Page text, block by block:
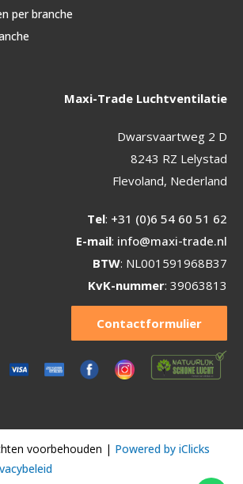
per branche
Maxi-Trade Luchtventilatie
Dwarsvaartweg 2 D
8243 RZ Lelystad
Flevoland, Nederland
Tel: +31 (0)6 54 60 51 62
E-mail: info@maxi-trade.nl
BTW: NL001591968B37
KvK-nummer: 39063813
Contactformulier
voorbehouden | Powered by iClicks